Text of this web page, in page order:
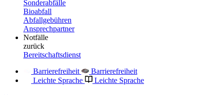
Sonderabfälle
Bioabfall
Abfallgebühren
Ansprechpartner
Notfälle
zurück
Bereitschaftsdienst
Barrierefreiheit
Barrierefreiheit
Leichte Sprache
Leichte Sprache